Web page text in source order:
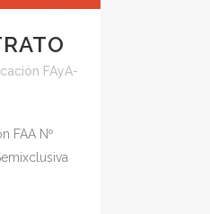
FAyA-
FAA Nº